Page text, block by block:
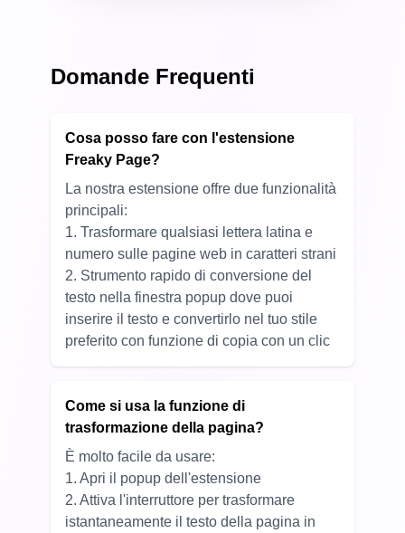
Domande Frequenti
Cosa posso fare con l'estensione
Freaky Page?
La nostra estensione offre due funzionalità
principali:
1. Trasformare qualsiasi lettera latina e
numero sulle pagine web in caratteri strani
2. Strumento rapido di conversione del
testo nella finestra popup dove puoi
inserire il testo e convertirlo nel tuo stile
preferito con funzione di copia con un clic
Come si usa la funzione di
trasformazione della pagina?
È molto facile da usare:
1. Apri il popup dell'estensione
2. Attiva l'interruttore per trasformare
istantaneamente il testo della pagina in